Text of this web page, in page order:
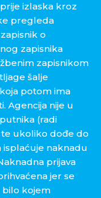
izlaska kroz
pregleda
o
zapisnika
zapisnikom
šalje
potom ima
Agencija nije u
(radi
te ukoliko dođe do
isplaćuje naknadu
prijava
jer se
kojem